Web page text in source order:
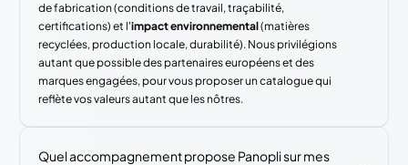
de fabrication (conditions de travail, traçabilité,
certifications) et l'impact environnemental(matières
recyclées, production locale, durabilité). Nous privilégions
autant que possible des partenaires européens et des
marques engagées, pour vous proposer un catalogue qui
reflète vos valeurs autant que les nôtres.
Quel accompagnement propose Panopli sur mes